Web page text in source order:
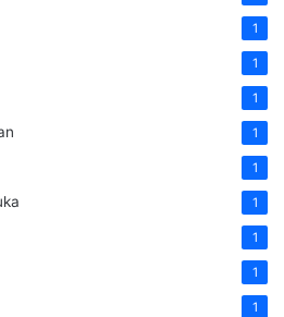
1
1
1
1
1
1
1
1
1